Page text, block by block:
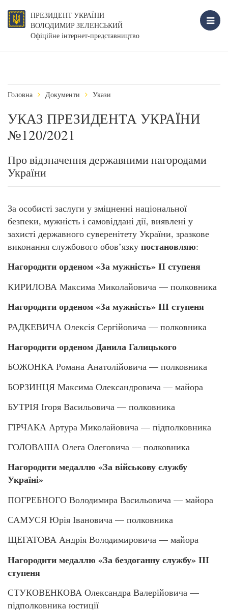
ПРЕЗИДЕНТ УКРАЇНИ
ВОЛОДИМИР ЗЕЛЕНСЬКИЙ
Офіційне інтернет-представництво
Головна Документи Укази
УКАЗ ПРЕЗИДЕНТА УКРАЇНИ
№120/2021
Про відзначення державними нагородами
України
За особисті заслуги у зміцненні національної
безпеки, мужність і самовіддані дії, виявлені у
захисті державного суверенітету України, зразкове
виконання службового обов’язку постановляю:
Нагородити орденом «За мужність» ІІ ступеня
КИРИЛОВА Максима Миколайовича — полковника
Нагородити орденом «За мужність» ІІІ ступеня
РАДКЕВИЧА Олексія Сергійовича — полковника
Нагородити орденом Данила Галицького
БОЖОНКА Романа Анатолійовича — полковника
БОРЗИНЦЯ Максима Олександровича — майора
БУТРІЯ Ігоря Васильовича — полковника
ГІРЧАКА Артура Миколайовича — підполковника
ГОЛОВАША Олега Олеговича — полковника
Нагородити медаллю «За військову службу
Україні»
ПОГРЕБНОГО Володимира Васильовича — майора
САМУСЯ Юрія Івановича — полковника
ЩЕГАТОВА Андрія Володимировича — майора
Нагородити медаллю «За бездоганну службу» ІІІ
ступеня
СТУКОВЕНКОВА Олександра Валерійовича —
підполковника юстиції